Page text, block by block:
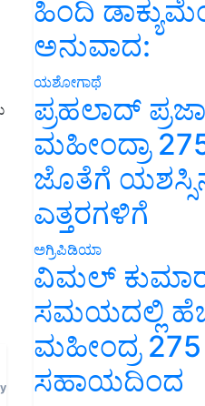
ಹಿಂದಿ
ಅನುವಾದ:
ಯಶೋಗಾಥೆ
ಪ್ರಹಲಾದ್
ಮಹೀಂದ್ರಾ
ಜೊತೆಗೆ
ಎತ್ತರಗಳಿಗೆ
ಅಗ್ರಿಪಿಡಿಯಾ
ವಿಮಲ್
ಸಮಯದಲ್ಲಿ
ಮಹೀಂದ್ರ 275
ಸಹಾಯದಿಂದ